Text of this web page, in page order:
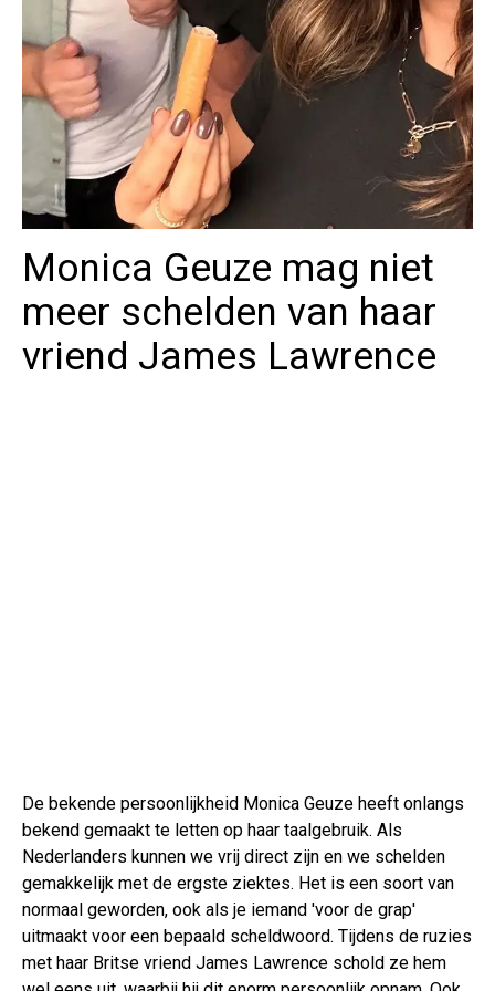
Monica Geuze mag niet
meer schelden van haar
vriend James Lawrence
De bekende persoonlijkheid Monica Geuze heeft onlangs
bekend gemaakt te letten op haar taalgebruik. Als
Nederlanders kunnen we vrij direct zijn en we schelden
gemakkelijk met de ergste ziektes. Het is een soort van
normaal geworden, ook als je iemand 'voor de grap'
uitmaakt voor een bepaald scheldwoord. Tijdens de ruzies
met haar Britse vriend James Lawrence schold ze hem